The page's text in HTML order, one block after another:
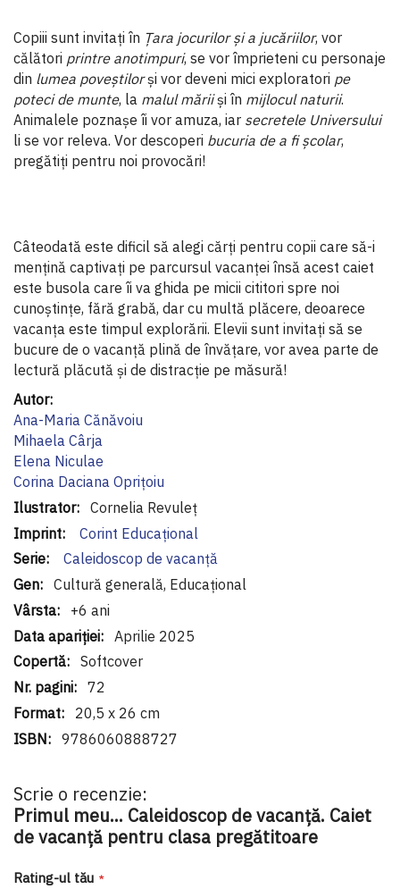
Copiii sunt invitați în Țara jocurilor și a jucăriilor, vor
călători printre anotimpuri, se vor împrieteni cu personaje
din lumea poveștilorși vor deveni mici exploratori pe
poteci de munte, la malul măriiși în mijlocul naturii.
Animalele poznașe îi vor amuza, iar secretele Universului
li se vor releva. Vor descoperi bucuria de a fi școlar,
pregătiți pentru noi provocări!
Câteodată este dificil să alegi cărți pentru copii care să-i
mențină captivați pe parcursul vacanței însă acest caiet
este busola care îi va ghida pe micii cititori spre noi
cunoștințe, fără grabă, dar cu multă plăcere, deoarece
vacanța este timpul explorării. Elevii sunt invitați să se
bucure de o vacanță plină de învățare, vor avea parte de
lectură plăcută și de distracție pe măsură!
Informaţii
suplimentare
Ana-Maria Cănăvoiu
Mihaela Cârja
Elena Niculae
Corina Daciana Oprițoiu
Cornelia Revuleț
Corint Educaţional
Caleidoscop de vacanţă
Cultură generală, Educațional
+6 ani
Aprilie 2025
Softcover
72
20,5 x 26 cm
9786060888727
Scrie o recenzie:
Primul meu... Caleidoscop de vacanță. Caiet
de vacanță pentru clasa pregătitoare
Rating-ul tău